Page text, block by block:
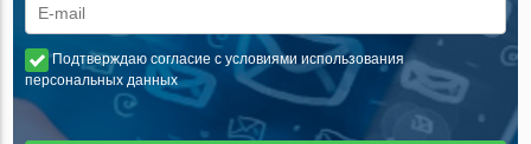
Подтверждаю согласие с условиями использования
персональных данных